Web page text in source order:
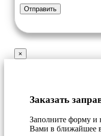
×
Заказать
Заполните форму и
Вами в ближайшее